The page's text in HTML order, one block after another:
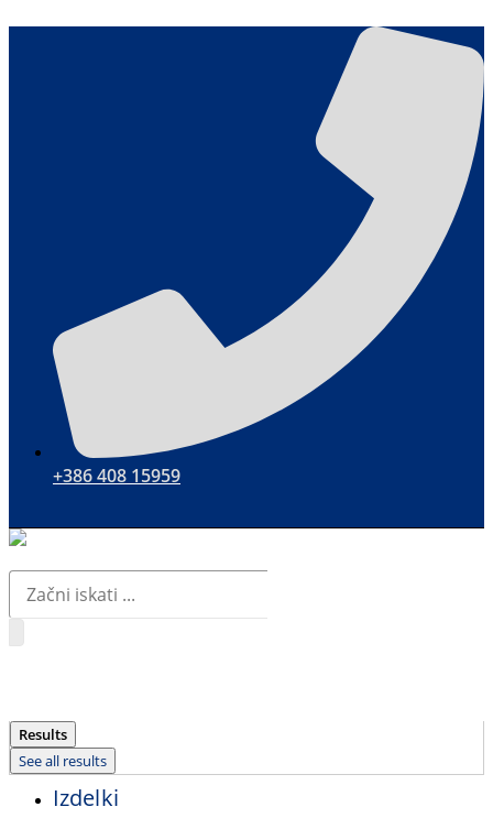
+386 408 15959
Search
Results
See all results
Izdelki